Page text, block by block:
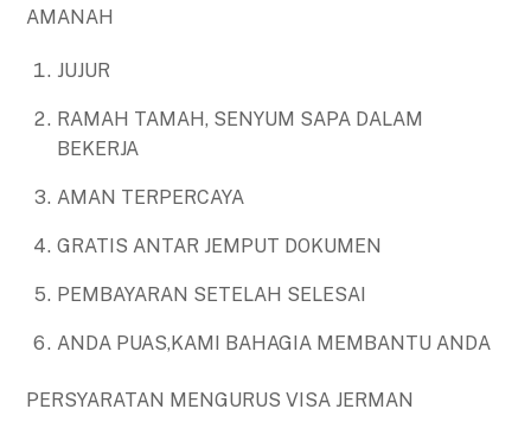
AMANAH
JUJUR
RAMAH TAMAH, SENYUM SAPA DALAM
BEKERJA
AMAN TERPERCAYA
GRATIS ANTAR JEMPUT DOKUMEN
PEMBAYARAN SETELAH SELESAI
ANDA PUAS,KAMI BAHAGIA MEMBANTU ANDA
PERSYARATAN MENGURUS VISA JERMAN